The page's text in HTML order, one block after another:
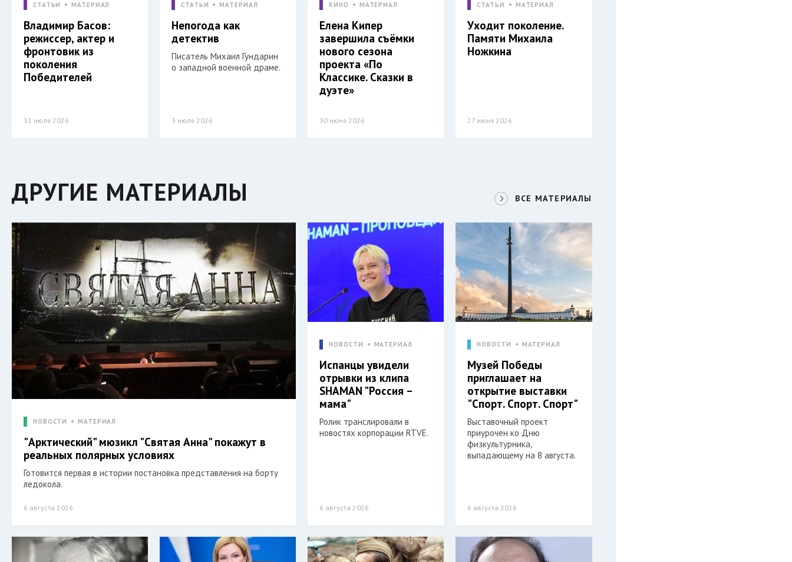
СТАТЬИ МАТЕРИАЛ
Владимир Басов:
режиссер, актер и
фронтовик из
поколения
Победителей
31 июля 2026
СТАТЬИ МАТЕРИАЛ
Непогода как
детектив
Писатель Михаил Гундарин
о западной военной драме.
3 июля 2026
КИНО МАТЕРИАЛ
Елена Кипер
завершила съёмки
нового сезона
проекта «По
Классике. Сказки в
дуэте»
30 июня 2026
СТАТЬИ МАТЕРИАЛ
Уходит поколение.
Памяти Михаила
Ножкина
27 июня 2026
ДРУГИЕ МАТЕРИАЛЫ ВСЕ МАТЕРИАЛЫ
НОВОСТИ МАТЕРИАЛ
"Арктический" мюзикл "Святая Анна" покажут в
реальных полярных условиях
Готовится первая в истории постановка представления на борту
ледокола.
6 августа 2026
НОВОСТИ МАТЕРИАЛ
Испанцы увидели
отрывки из клипа
SHAMAN "Россия –
мама"
Ролик транслировали в
новостях корпорации RTVE.
6 августа 2026
НОВОСТИ МАТЕРИАЛ
Музей Победы
приглашает на
открытие выставки
"Спорт. Спорт. Спорт"
Выставочный проект
приурочен ко Дню
физкультурника,
выпадающему на 8 августа.
6 августа 2026